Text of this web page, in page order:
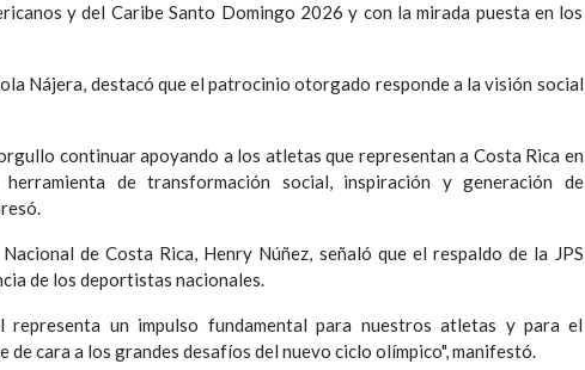
y del Caribe Santo Domingo 2026 y con la mirada puesta en los
Nájera, destacó que el patrocinio otorgado responde a la visión social
continuar apoyando a los atletas que representan a Costa Rica en
de transformación social, inspiración y generación de
de Costa Rica, Henry Núñez, señaló que el respaldo de la JPS
de los deportistas nacionales.
un impulso fundamental para nuestros atletas y para el
cara a los grandes desafíos del nuevo ciclo olímpico", manifestó.